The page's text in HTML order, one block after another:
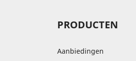
PRODUCTEN
Aanbiedingen